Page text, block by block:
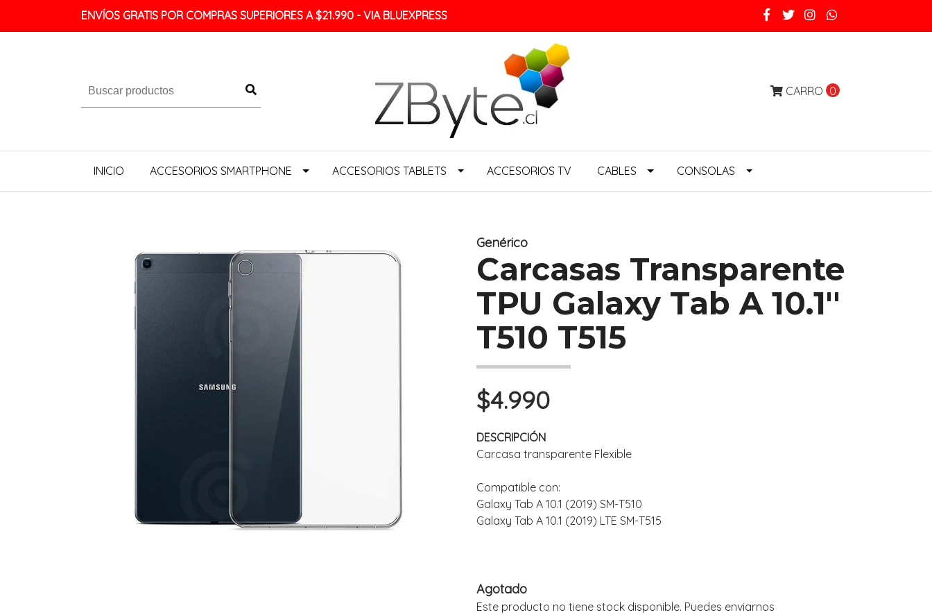
ENVÍOS GRATIS POR COMPRAS SUPERIORES A $21.990 - VIA BLUEXPRESS
CARRO 0
INICIO ACCESORIOS SMARTPHONE ACCESORIOS TABLETS ACCESORIOS TV CABLES CONSOLAS
Genérico
Carcasas Transparente
TPU Galaxy Tab A 10.1''
T510 T515
$4.990
DESCRIPCIÓN
Carcasa transparente Flexible
Compatible con:
Galaxy Tab A 10.1 (2019) SM-T510
Galaxy Tab A 10.1 (2019) LTE SM-T515
Agotado
Este producto no tiene stock disponible. Puedes enviarnos